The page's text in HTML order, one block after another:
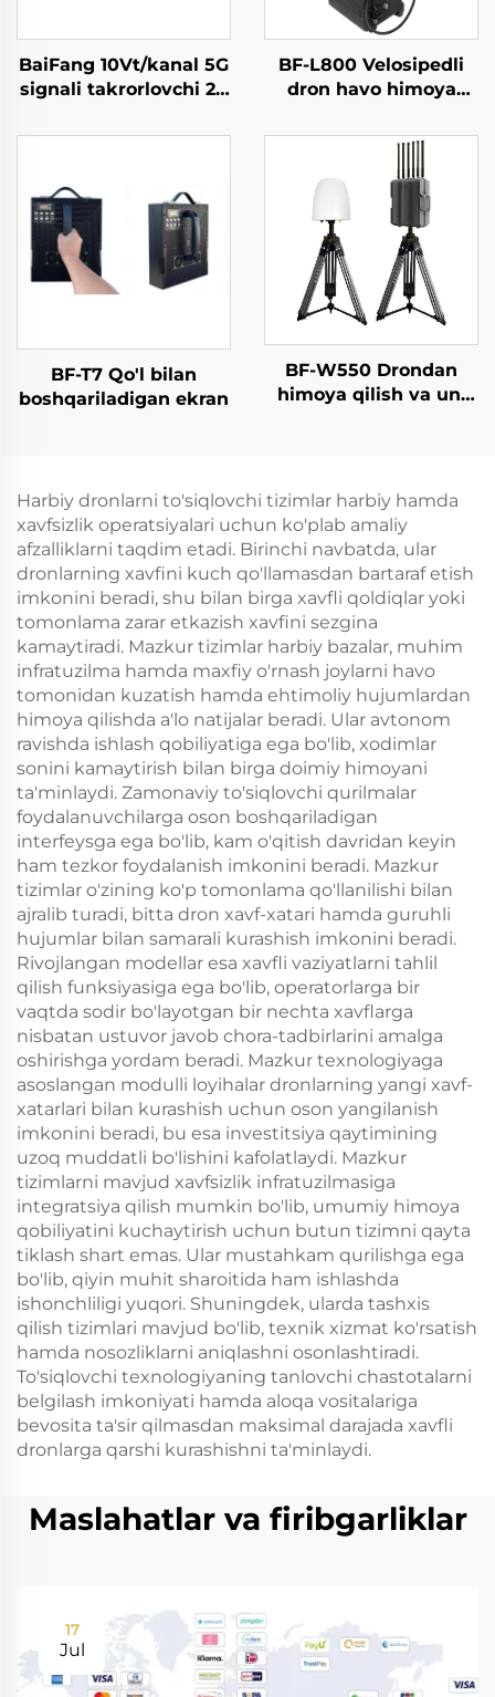
BaiFang 10Vt/kanal 5G
signali takrorlovchi 2G
BF-L800 Velosipedli
dron havo himoya
BF-T7 Qo'l bilan
boshqariladigan ekran
BF-W550 Drondan
himoya qilish va uni
Harbiy dronlarni to'siqlovchi tizimlar harbiy hamda
xavfsizlik operatsiyalari uchun ko'plab amaliy
afzalliklarni taqdim etadi. Birinchi navbatda, ular
dronlarning xavfini kuch qo'llamasdan bartaraf etish
imkonini beradi, shu bilan birga xavfli qoldiqlar yoki
tomonlama zarar etkazish xavfini sezgina
kamaytiradi. Mazkur tizimlar harbiy bazalar, muhim
infratuzilma hamda maxfiy o'rnash joylarni havo
tomonidan kuzatish hamda ehtimoliy hujumlardan
himoya qilishda a'lo natijalar beradi. Ular avtonom
ravishda ishlash qobiliyatiga ega bo'lib, xodimlar
sonini kamaytirish bilan birga doimiy himoyani
ta'minlaydi. Zamonaviy to'siqlovchi qurilmalar
foydalanuvchilarga oson boshqariladigan
interfeysga ega bo'lib, kam o'qitish davridan keyin
ham tezkor foydalanish imkonini beradi. Mazkur
tizimlar o'zining ko'p tomonlama qo'llanilishi bilan
ajralib turadi, bitta dron xavf-xatari hamda guruhli
hujumlar bilan samarali kurashish imkonini beradi.
Rivojlangan modellar esa xavfli vaziyatlarni tahlil
qilish funksiyasiga ega bo'lib, operatorlarga bir
vaqtda sodir bo'layotgan bir nechta xavflarga
nisbatan ustuvor javob chora-tadbirlarini amalga
oshirishga yordam beradi. Mazkur texnologiyaga
asoslangan modulli loyihalar dronlarning yangi xavf-
xatarlari bilan kurashish uchun oson yangilanish
imkonini beradi, bu esa investitsiya qaytimining
uzoq muddatli bo'lishini kafolatlaydi. Mazkur
tizimlarni mavjud xavfsizlik infratuzilmasiga
integratsiya qilish mumkin bo'lib, umumiy himoya
qobiliyatini kuchaytirish uchun butun tizimni qayta
tiklash shart emas. Ular mustahkam qurilishga ega
bo'lib, qiyin muhit sharoitida ham ishlashda
ishonchliligi yuqori. Shuningdek, ularda tashxis
qilish tizimlari mavjud bo'lib, texnik xizmat ko'rsatish
hamda nosozliklarni aniqlashni osonlashtiradi.
To'siqlovchi texnologiyaning tanlovchi chastotalarni
belgilash imkoniyati hamda aloqa vositalariga
bevosita ta'sir qilmasdan maksimal darajada xavfli
dronlarga qarshi kurashishni ta'minlaydi.
Maslahatlar va firibgarliklar
17
Jul